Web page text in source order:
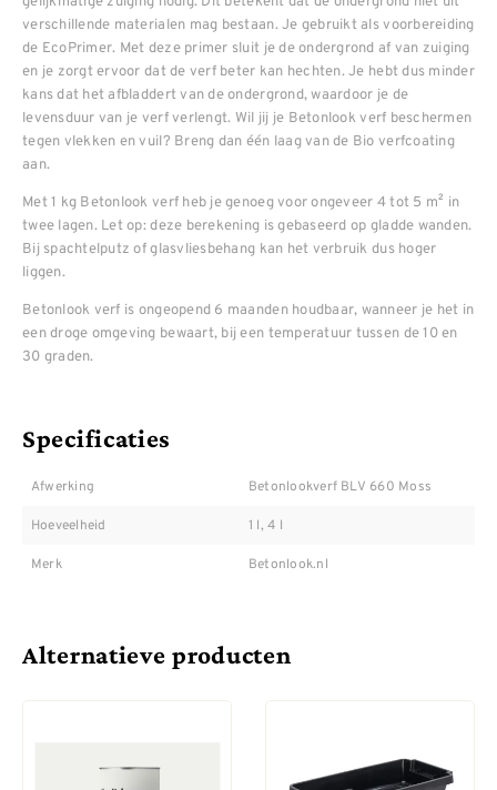
verschillende materialen mag bestaan. Je gebruikt als voorbereiding
de EcoPrimer. Met deze primer sluit je de ondergrond af van zuiging
en je zorgt ervoor dat de verf beter kan hechten. Je hebt dus minder
kans dat het afbladdert van de ondergrond, waardoor je de
levensduur van je verf verlengt. Wil jij je Betonlook verf beschermen
tegen vlekken en vuil? Breng dan één laag van de Bio verfcoating
aan.
Met 1 kg Betonlook verf heb je genoeg voor ongeveer 4 tot 5 m² in
twee lagen. Let op: deze berekening is gebaseerd op gladde wanden.
Bij spachtelputz of glasvliesbehang kan het verbruik dus hoger
liggen.
Betonlook verf is ongeopend 6 maanden houdbaar, wanneer je het in
een droge omgeving bewaart, bij een temperatuur tussen de 10 en
30 graden.
Specificaties
Afwerking Betonlookverf BLV 660 Moss
Hoeveelheid 1 l, 4 l
Merk Betonlook.nl
Alternatieve producten